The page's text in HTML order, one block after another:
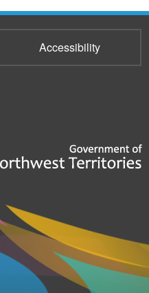
Accessibility